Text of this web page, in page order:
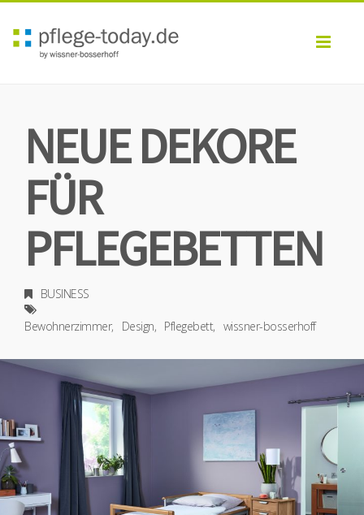
NEUE DEKORE
FÜR
PFLEGEBETTEN
BUSINESS
Bewohnerzimmer Design Pflegebett wissner-bosserhoff